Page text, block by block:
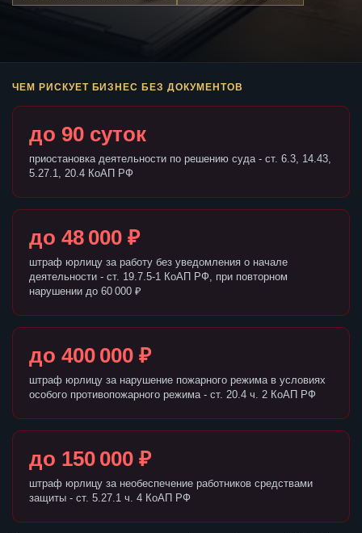
ЧЕМ РИСКУЕТ БИЗНЕС БЕЗ ДОКУМЕНТОВ
до 90 суток
приостановка деятельности по решению суда - ст. 6.3, 14.43,
5.27.1, 20.4 КоАП РФ
до 48 000 ₽
штраф юрлицу за работу без уведомления о начале
деятельности - ст. 19.7.5-1 КоАП РФ, при повторном
нарушении до 60 000 ₽
до 400 000 ₽
штраф юрлицу за нарушение пожарного режима в условиях
особого противопожарного режима - ст. 20.4 ч. 2 КоАП РФ
до 150 000 ₽
штраф юрлицу за необеспечение работников средствами
защиты - ст. 5.27.1 ч. 4 КоАП РФ